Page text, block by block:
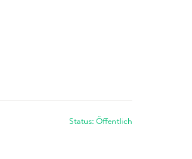
Status: Öffentlich